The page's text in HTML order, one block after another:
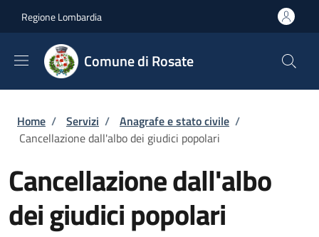
Regione Lombardia
Comune di Rosate
Briciole di pane
Home / Servizi / Anagrafe e stato civile /
Cancellazione dall'albo dei giudici popolari
Cancellazione dall'albo
dei giudici popolari